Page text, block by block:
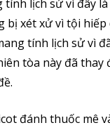
tính lịch sử vì đây
bị xét xử vì tội
tính lịch sử vì
tòa này đã thay
đánh thuốc mê